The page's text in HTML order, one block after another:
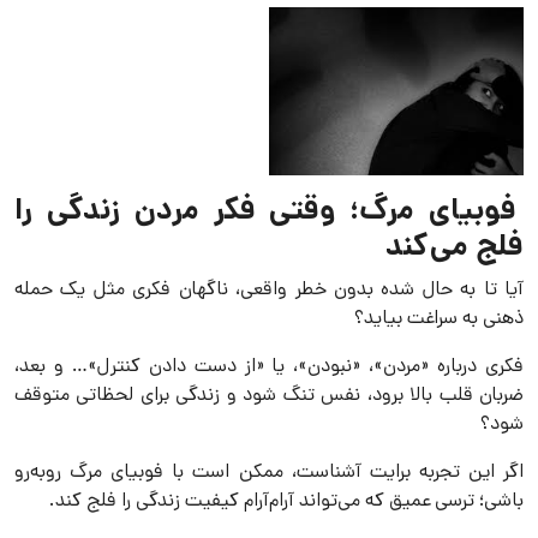
فوبیای مرگ؛ وقتی فکر مردن زندگی را
فلج می‌کند
آیا تا به حال شده بدون خطر واقعی، ناگهان فکری مثل یک حمله
ذهنی به سراغت بیاید؟
فکری درباره «مردن»، «نبودن»، یا «از دست دادن کنترل»… و بعد،
ضربان قلب بالا برود، نفس تنگ شود و زندگی برای لحظاتی متوقف
شود؟
اگر این تجربه برایت آشناست، ممکن است با فوبیای مرگ روبه‌رو
باشی؛ ترسی عمیق که می‌تواند آرام‌آرام کیفیت زندگی را فلج کند.